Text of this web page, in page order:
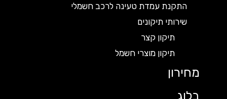
התקנת עמדת טעינה לרכב חשמלי
שירותי תיקונים
תיקון קצר
תיקון מוצרי חשמל
מחירון
בלוג